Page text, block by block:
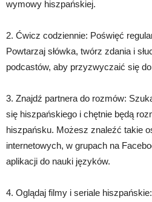
wymowy hiszpańskiej.
2. Ćwicz codziennie: Poświęć
Powtarzaj słówka, twórz zdania i
podcastów, aby przyzwyczaić się
3. Znajdź partnera do rozmów:
się hiszpańskiego i chętnie będą
hiszpańsku. Możesz znaleźć takie
internetowych, w grupach na
aplikacji do nauki języków.
4. Oglądaj filmy i seriale